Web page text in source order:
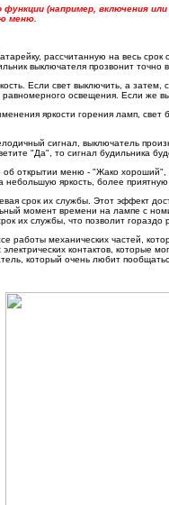
функции (например, включения
меню.
рассчитанную на весь
выключателя прозвонит
Если свет выключить, а
освещения. Если же
яркости горения ламп,
сигнал, выключатель
"Да", то сигнал будильника
об открытии меню - "Жако
небольшую яркость, более
срок их службы. Этот эффект
момент времени на лампе с
их службы, что позволит гораздо
работы механических частей,
контактов, которые
который очень любит